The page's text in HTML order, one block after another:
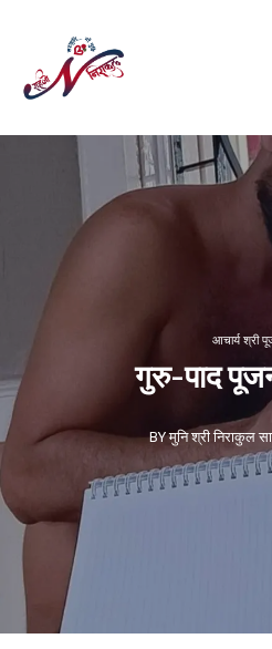
आचार्य श्री
गुरु-पाद
BY मुनि श्री निराकुल